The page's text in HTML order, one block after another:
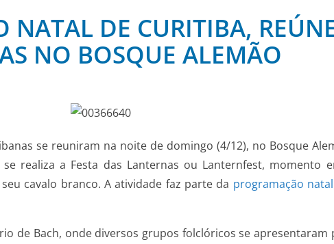
NATAL DE CURITIBA,
NO BOSQUE ALEMÃO
se reuniram na noite de domingo (4/12), no Bosque
realiza a Festa das Lanternas ou Lanternfest, momento
cavalo branco. A atividade faz parte da programação
de Bach, onde diversos grupos folclóricos se